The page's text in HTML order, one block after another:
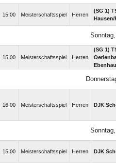
15:00 Meisterschaftsspiel Herren
(SG 1)
15:00 Meisterschaftsspiel Herren
(SG 1)
16:00 Meisterschaftsspiel Herren DJK
15:00 Meisterschaftsspiel Herren DJK